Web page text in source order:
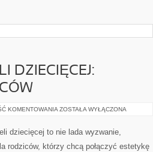
DZIECIĘCEJ:
KOMENTOWANIA WYBÓR
DZIECIĘCEJ:
PRZEWODNIK
RODZICÓW
ZOSTAŁA WYŁĄCZONA
dziecięcej to nie lada wyzwanie,
rodziców, którzy chcą połączyć estetykę